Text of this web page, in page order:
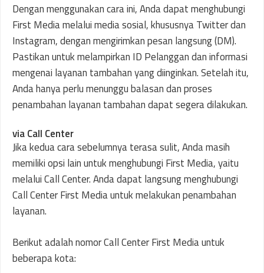
Dengan menggunakan cara ini, Anda dapat menghubungi
First Media melalui media sosial, khususnya Twitter dan
Instagram, dengan mengirimkan pesan langsung (DM).
Pastikan untuk melampirkan ID Pelanggan dan informasi
mengenai layanan tambahan yang diinginkan. Setelah itu,
Anda hanya perlu menunggu balasan dan proses
penambahan layanan tambahan dapat segera dilakukan.
via Call Center
Jika kedua cara sebelumnya terasa sulit, Anda masih
memiliki opsi lain untuk menghubungi First Media, yaitu
melalui Call Center. Anda dapat langsung menghubungi
Call Center First Media untuk melakukan penambahan
layanan.
Berikut adalah nomor Call Center First Media untuk
beberapa kota: